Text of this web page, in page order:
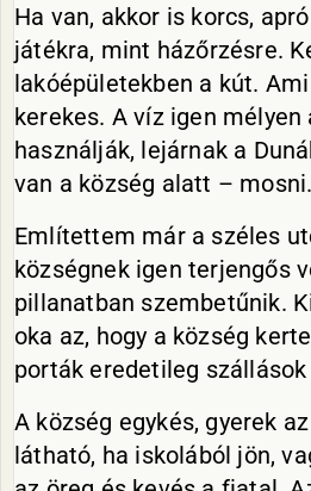
Ha van, akkor is korcs,
játékra, mint házőrzésre.
lakóépületekben a kút.
kerekes. A víz igen
használják, lejárnak a
van a község alatt – mosni.
Említettem már a széles
községnek igen terjengős
pillanatban szembetűnik.
oka az, hogy a község
porták eredetileg
A község egykés, gyerek
látható, ha iskolából jön,